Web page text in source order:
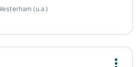
(u.a.)